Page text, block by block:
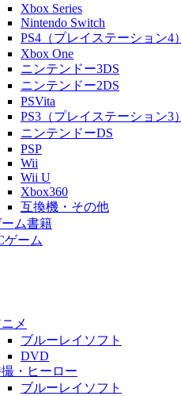
Xbox Series
Nintendo Switch
PS4（プレイステーション4）
Xbox One
ニンテンドー3DS
ニンテンドー2DS
PSVita
PS3（プレイステーション3）
ニンテンドーDS
PSP
Wii
Wii U
Xbox360
互換機・その他
ム書籍
ゲーム
メ
ブルーレイソフト
DVD
・ヒーロー
ブルーレイソフト